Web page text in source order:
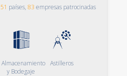
51 países, 83 empresas patrocinadas
Almacenamiento
y Bodegaje
Astilleros